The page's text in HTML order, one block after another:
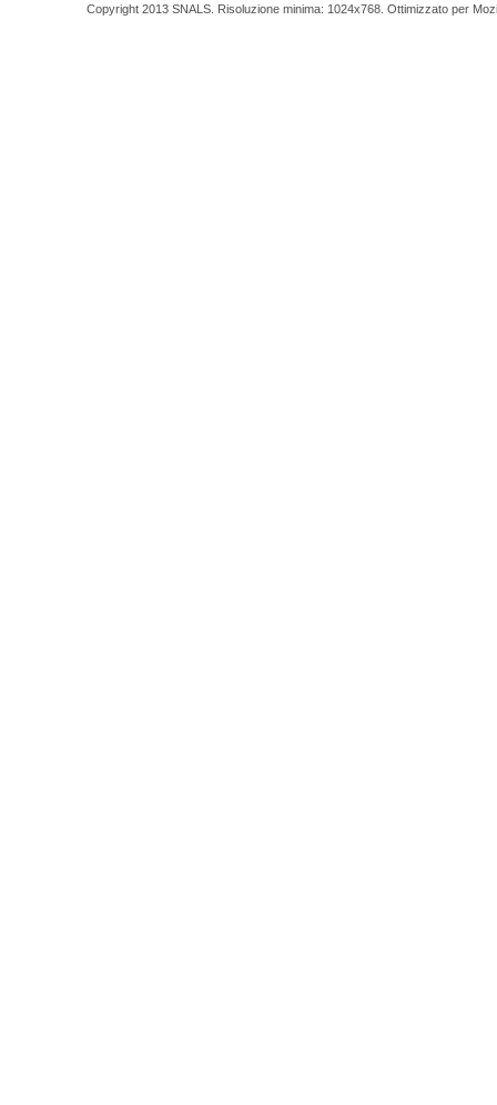
Copyright 2013 SNALS. Risoluzione minima: 1024x768. Ottimizzato per